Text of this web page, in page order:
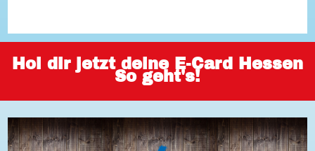
Hol dir jetzt deine E-Card Hessen
So geht's!